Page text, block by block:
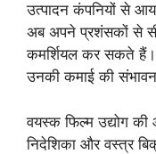
उत्पादन कंपनियों से
अब अपने प्रशंसकों से
कमर्शियल कर सकते हैं।
उनकी कमाई की
वयस्क फिल्म उद्योग
निदेशिका और वस्त्र